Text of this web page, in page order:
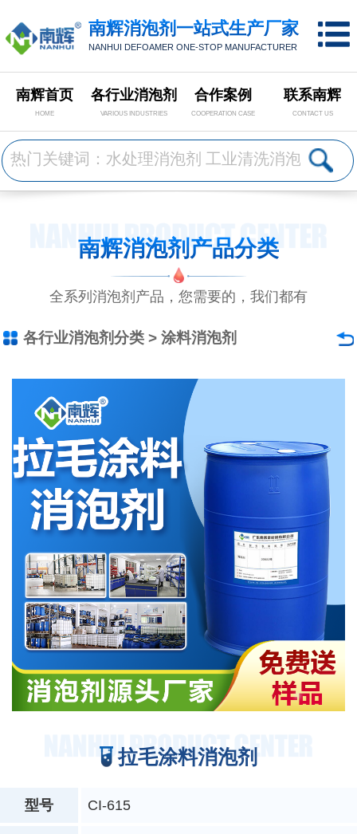
南辉消泡剂一站式生产厂家
NANHUI DEFOAMER ONE-STOP MANUFACTURER
南辉首页
HOME
各行业消泡剂
VARIOUS INDUSTRIES
合作案例
COOPERATION CASE
联系南辉
CONTACT US
南辉消泡剂产品分类
全系列消泡剂产品，您需要的，我们都有
各行业消泡剂分类> 涂料消泡剂
拉毛涂料消泡剂
型号 CI-615